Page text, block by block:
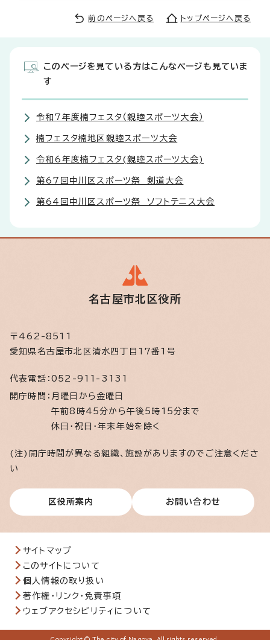
前のページへ戻る トップページへ戻る
このページを見ている方はこんなページも見ていま
す
令和7年度楠フェスタ（親睦スポーツ大会）
楠フェスタ楠地区親睦スポーツ大会
令和6年度楠フェスタ(親睦スポーツ大会)
第67回中川区スポーツ祭 剣道大会
第64回中川区スポーツ祭 ソフトテニス大会
名古屋市北区役所
〒462-8511
愛知県名古屋市北区清水四丁目17番1号
代表電話： 052-911-3131
開庁時間： 月曜日から金曜日
午前8時45分から午後5時15分まで
休日・祝日・年末年始を除く
(注)開庁時間が異なる組織、施設がありますのでご注意くださ
い
区役所案内 お問い合わせ
サイトマップ
このサイトについて
個人情報の取り扱い
著作権・リンク・免責事項
ウェブアクセシビリティについて